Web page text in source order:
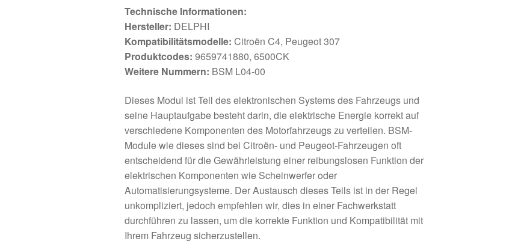
Technische Informationen:
Hersteller: DELPHI
Kompatibilitätsmodelle: Citroën C4, Peugeot 307
Produktcodes: 9659741880, 6500CK
Weitere Nummern: BSM L04-00
Dieses Modul ist Teil des elektronischen Systems des Fahrzeugs und
seine Hauptaufgabe besteht darin, die elektrische Energie korrekt auf
verschiedene Komponenten des Motorfahrzeugs zu verteilen. BSM-
Module wie dieses sind bei Citroën- und Peugeot-Fahrzeugen oft
entscheidend für die Gewährleistung einer reibungslosen Funktion der
elektrischen Komponenten wie Scheinwerfer oder
Automatisierungsysteme. Der Austausch dieses Teils ist in der Regel
unkompliziert, jedoch empfehlen wir, dies in einer Fachwerkstatt
durchführen zu lassen, um die korrekte Funktion und Kompatibilität mit
Ihrem Fahrzeug sicherzustellen.